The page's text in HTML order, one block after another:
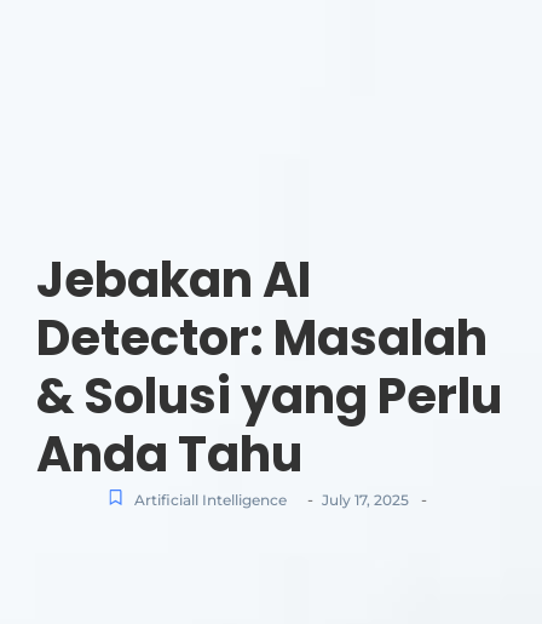
Jebakan AI
Detector: Masalah
& Solusi yang Perlu
Anda Tahu
Artificiall Intelligence - July 17, 2025 -